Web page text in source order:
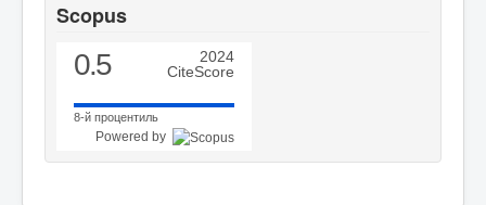
Scopus
0.5
2024
CiteScore
8-й процентиль
Powered by